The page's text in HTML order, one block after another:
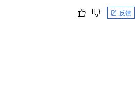
反馈